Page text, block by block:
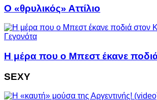
Ο «θρυλικός» Αττίλιο
Γεγονότα
Η μέρα που ο Μπεστ έκανε
SEXY